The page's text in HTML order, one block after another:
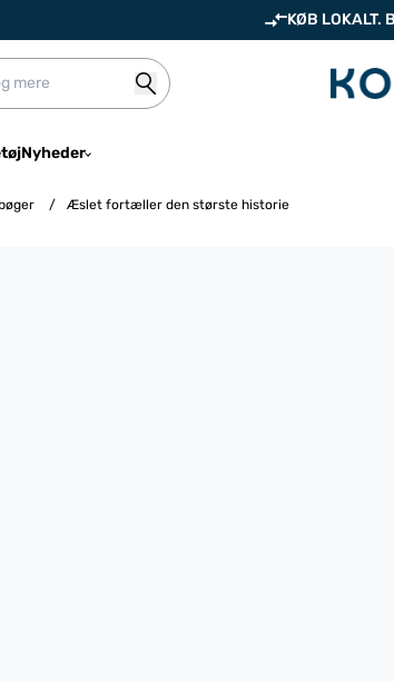
KØB LOKALT.
Nyheder
/ Æslet fortæller den største historie